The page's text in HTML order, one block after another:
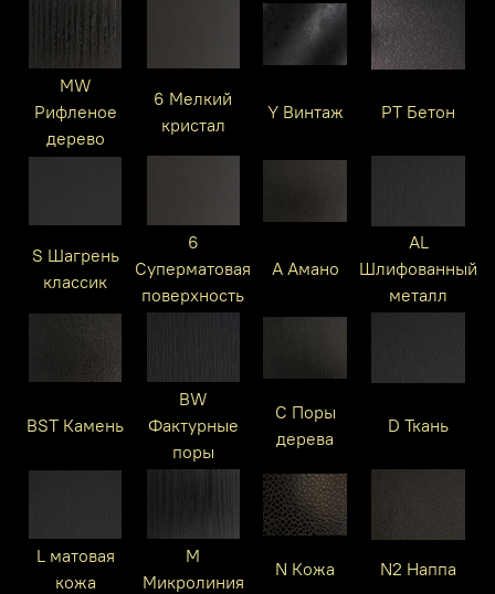
MW
Рифленое
дерево
6 Мелкий
кристал
Y Винтаж PT Бетон
S Шагрень
классик
6
Суперматовая
поверхность
A Амано
AL
Шлифованный
металл
BST Камень
BW
Фактурные
поры
C Поры
дерева
D Ткань
L матовая
кожа
M
Микролиния
N Кожа N2 Наппа